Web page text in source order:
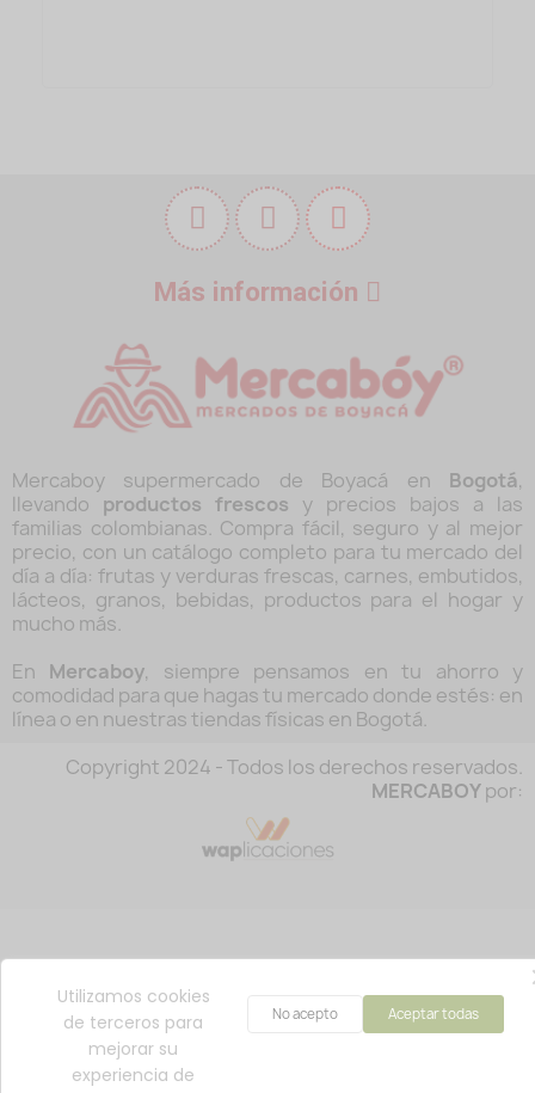
Más información
Mercaboy supermercado de Boyacá en Bogotá,
llevando productos frescos y precios bajos a las
familias colombianas. Compra fácil, seguro y al mejor
precio, con un catálogo completo para tu mercado del
día a día: frutas y verduras frescas, carnes, embutidos,
lácteos, granos, bebidas, productos para el hogar y
mucho más.
En Mercaboy, siempre pensamos en tu ahorro y
comodidad para que hagas tu mercado donde estés: en
línea o en nuestras tiendas físicas en Bogotá.
Copyright 2024 - Todos los derechos reservados.
MERCABOYpor:
Utilizamos cookies
de terceros para
mejorar su
experiencia de
Aceptar todas
No acepto